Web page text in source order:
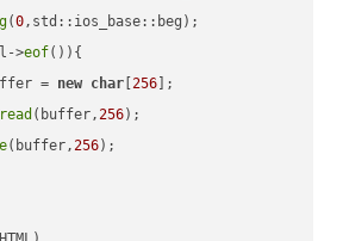
(0,std::ios_base::beg);
>eof()){
= new char [256 ];
read (buffer,256);
(buffer,256);